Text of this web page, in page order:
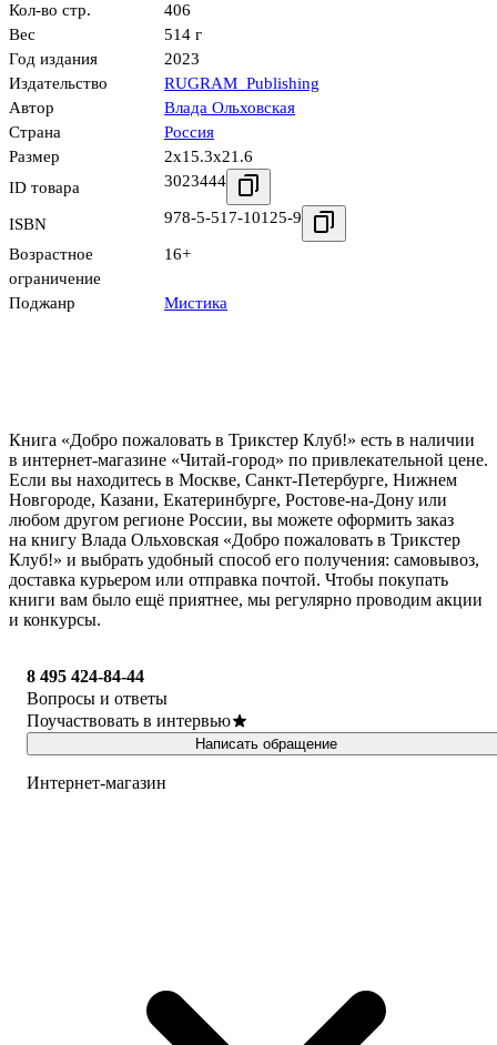
Кол-во стр.
406
Вес
514 г
Год издания
2023
Издательство
RUGRAM_Publishing
Автор
Влада Ольховская
Страна
Россия
Размер
2x15.3x21.6
ID товара
3023444
ISBN 978-5-517-10125-9
Возрастное
ограничение
16+
Поджанр Мистика
Книга «Добро пожаловать в Трикстер Клуб!» есть в наличии
в интернет-магазине «Читай-город» по привлекательной цене.
Если вы находитесь в Москве, Санкт-Петербурге, Нижнем
Новгороде, Казани, Екатеринбурге, Ростове-на-Дону или
любом другом регионе России, вы можете оформить заказ
на книгу Влада Ольховская «Добро пожаловать в Трикстер
Клуб!» и выбрать удобный способ его получения: самовывоз,
доставка курьером или отправка почтой. Чтобы покупать
книги вам было ещё приятнее, мы регулярно проводим акции
и конкурсы.
8 495 424-84-44
Вопросы и ответы
Поучаствовать в интервью
Написать обращение
Интернет-магазин